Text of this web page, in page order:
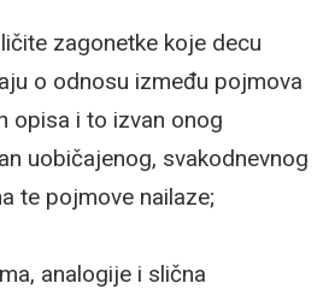
zagonetke koje decu
o odnosu između pojmova
opisa i to izvan onog
uobičajenog, svakodnevnog
te pojmove nailaze;
analogije i slična